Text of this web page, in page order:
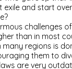
exile and start
challenges
than in most
many regions is
them to
are very